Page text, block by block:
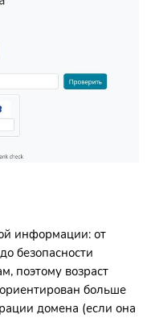
информации: от
безопасности
поэтому возраст
больше
домена (если она